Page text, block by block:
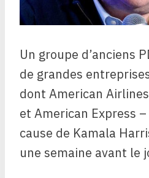
Un groupe d’anciens
de grandes
dont American
et American Express
cause de Kamala
une semaine avant le